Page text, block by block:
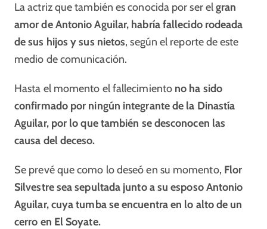
La actriz que también es conocida por ser elgran
amor de Antonio Aguilar, habría fallecido rodeada
de sus hijos y sus nietos, según el reporte de este
medio de comunicación.
Hasta el momento el fallecimientono ha sido
confirmado por ningún integrante de la Dinastía
Aguilar, por lo que también se desconocen las
causa del deceso.
Se prevé que como lo deseó en su momento, Flor
Silvestre sea sepultada junto a su esposo Antonio
Aguilar, cuya tumba se encuentra en lo alto de un
cerro en El Soyate.